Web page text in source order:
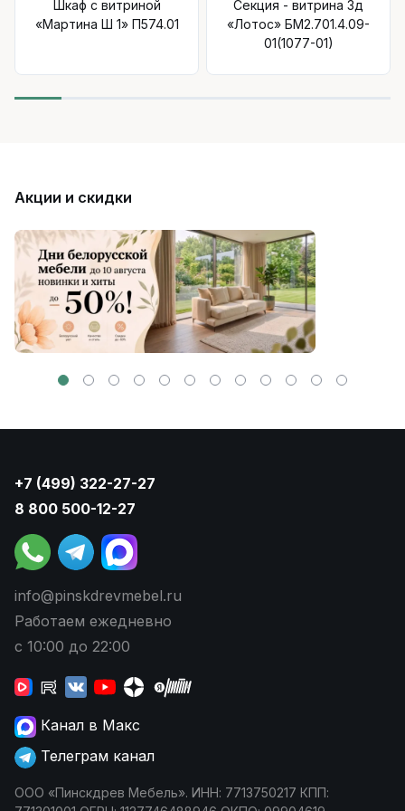
Шкаф с витриной
«Мартина Ш 1» П574.01
Секция - витрина 3д
«Лотос» БМ2.701.4.09-
01(1077-01)
Акции и скидки
+7 (499) 322-27-27
8 800 500-12-27
info@pinskdrevmebel.ru
Работаем ежедневно
с 10:00 до 22:00
Канал в Макс
Телеграм канал
ООО «Пинскдрев Мебель». ИНН: 7713750217 КПП: